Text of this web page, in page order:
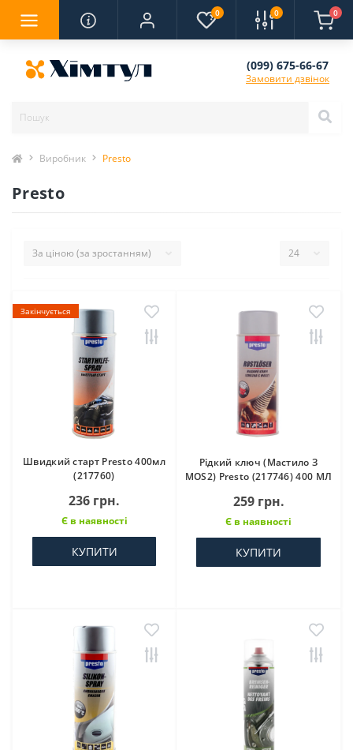
0 0 0
(099) 675-66-67
Замовити дзвінок
Виробник Presto
Presto
Закінчується
Швидкий старт Presto 400мл
(217760)
236 грн.
Є в наявності
КУПИТИ
Рідкий ключ (Мастило З
MOS2) Presto (217746) 400 МЛ
259 грн.
Є в наявності
КУПИТИ